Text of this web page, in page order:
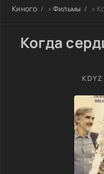
Киного » Фильмы »
Когда